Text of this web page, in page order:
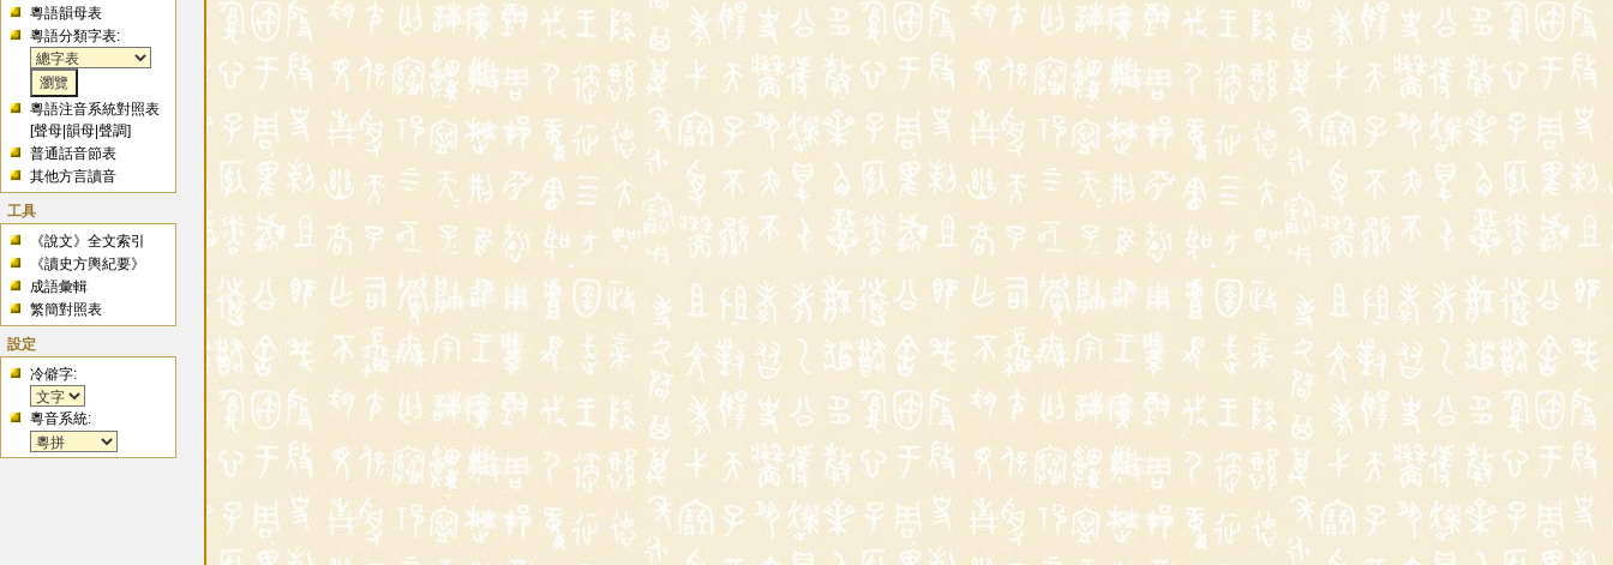
粵語韻母表
粵語分類字表:
粵語注音系統對照表
[聲母 |韻母 |聲調]
普通話音節表
其他方言讀音
工具
《說文》全文索引
《讀史方輿紀要》
成語彙輯
繁簡對照表
設定
冷僻字:
粵音系統: